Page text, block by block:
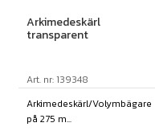
Arkimedeskärl
transparent
Art. nr: 139348
Arkimedeskärl/Volymbägare
på 275 m...